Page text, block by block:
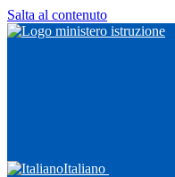
Salta al contenuto
Italiano